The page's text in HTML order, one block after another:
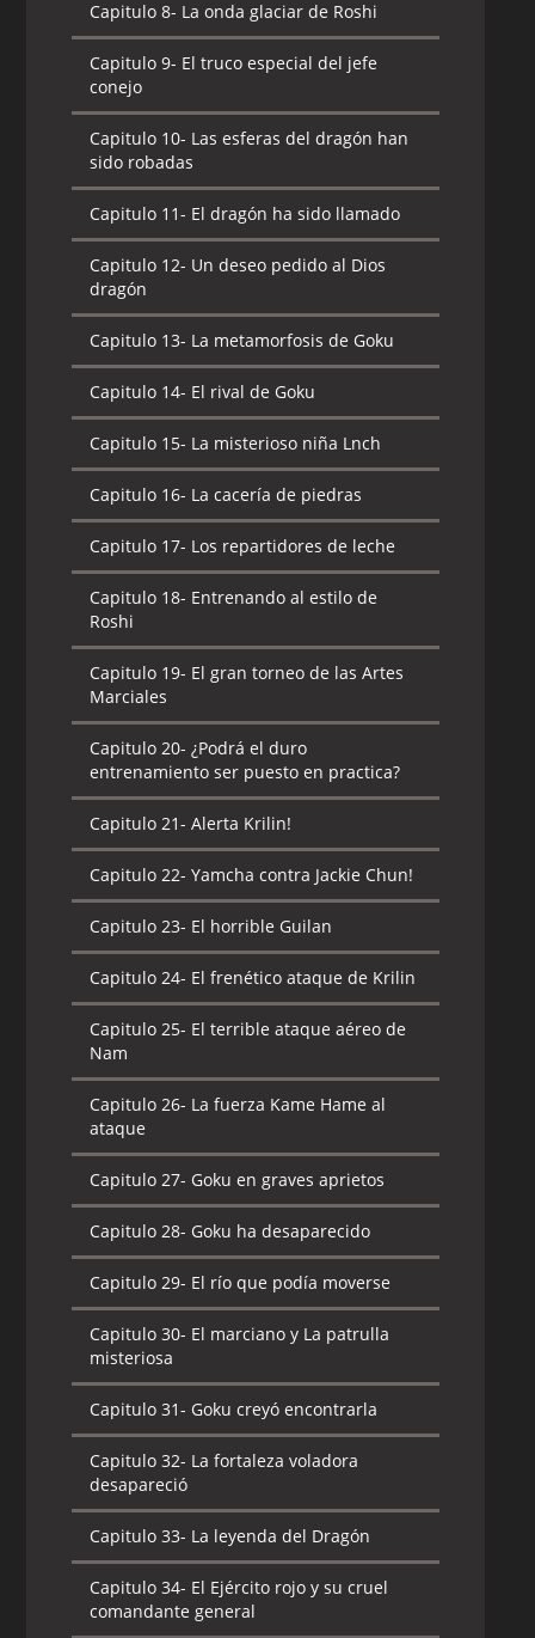
Capitulo 8- La onda glaciar de Roshi
Capitulo 9- El truco especial del jefe
conejo
Capitulo 10- Las esferas del dragón han
sido robadas
Capitulo 11- El dragón ha sido llamado
Capitulo 12- Un deseo pedido al Dios
dragón
Capitulo 13- La metamorfosis de Goku
Capitulo 14- El rival de Goku
Capitulo 15- La misterioso niña Lnch
Capitulo 16- La cacería de piedras
Capitulo 17- Los repartidores de leche
Capitulo 18- Entrenando al estilo de
Roshi
Capitulo 19- El gran torneo de las Artes
Marciales
Capitulo 20- ¿Podrá el duro
entrenamiento ser puesto en practica?
Capitulo 21- Alerta Krilin!
Capitulo 22- Yamcha contra Jackie Chun!
Capitulo 23- El horrible Guilan
Capitulo 24- El frenético ataque de Krilin
Capitulo 25- El terrible ataque aéreo de
Nam
Capitulo 26- La fuerza Kame Hame al
ataque
Capitulo 27- Goku en graves aprietos
Capitulo 28- Goku ha desaparecido
Capitulo 29- El río que podía moverse
Capitulo 30- El marciano y La patrulla
misteriosa
Capitulo 31- Goku creyó encontrarla
Capitulo 32- La fortaleza voladora
desapareció
Capitulo 33- La leyenda del Dragón
Capitulo 34- El Ejército rojo y su cruel
comandante general